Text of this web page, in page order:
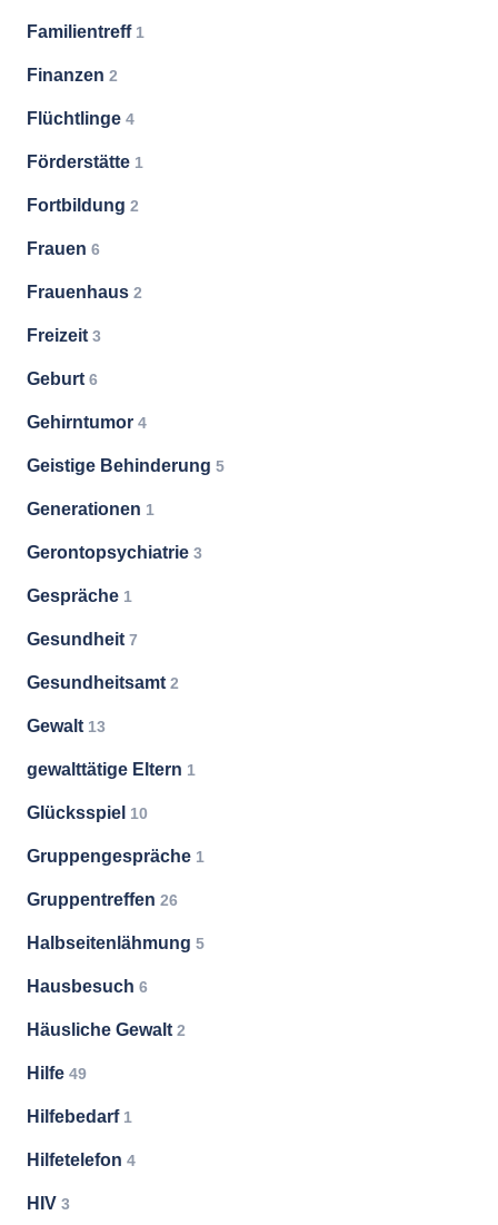
Familientreff 1
Finanzen 2
Flüchtlinge 4
Förderstätte 1
Fortbildung 2
Frauen 6
Frauenhaus 2
Freizeit 3
Geburt 6
Gehirntumor 4
Geistige Behinderung 5
Generationen 1
Gerontopsychiatrie 3
Gespräche 1
Gesundheit 7
Gesundheitsamt 2
Gewalt 13
gewalttätige Eltern 1
Glücksspiel 10
Gruppengespräche 1
Gruppentreffen 26
Halbseitenlähmung 5
Hausbesuch 6
Häusliche Gewalt 2
Hilfe 49
Hilfebedarf 1
Hilfetelefon 4
HIV 3